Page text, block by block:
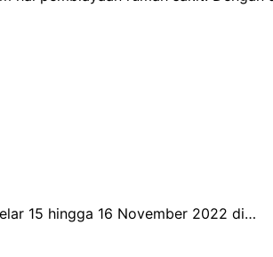
15 hingga 16 November 2022 di…